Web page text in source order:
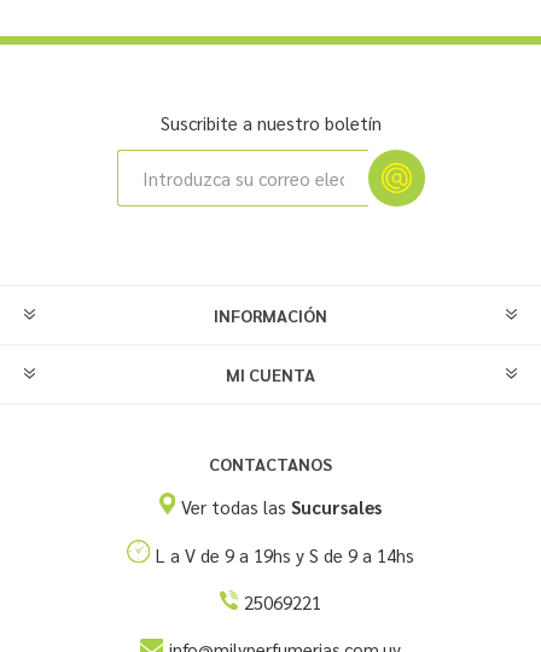
Suscribite a nuestro boletín
INFORMACIÓN
MI CUENTA
CONTACTANOS
Ver todas lasSucursales
L a V de 9 a 19hs y S de 9 a 14hs
25069221